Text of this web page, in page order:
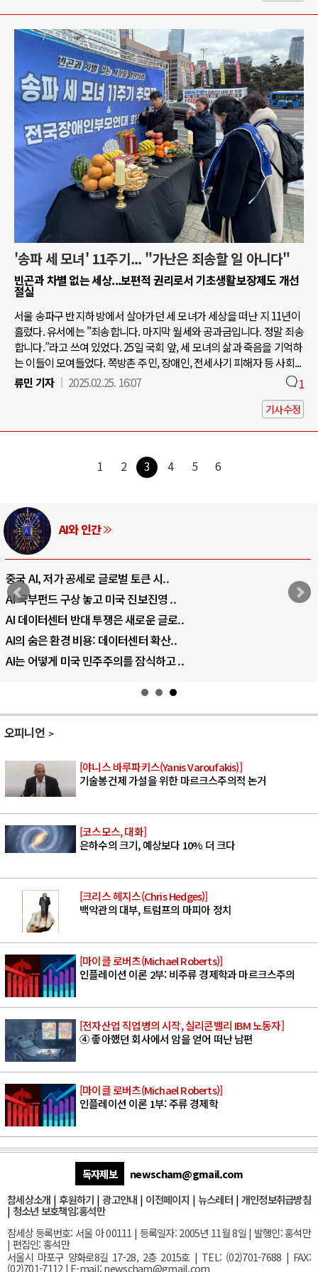
'송파 세 모녀' 11주기... "가난은 죄송할 일 아니다"
빈곤과 차별 없는 세상...보편적 권리로서 기초생활보장제도 개선
절실
서울 송파구 반지하 방에서 살아가던 세 모녀가 세상을 떠난 지 11년이
흘렀다. 유서에는 "죄송합니다. 마지막 월세와 공과금입니다. 정말 죄송
합니다.”라고 쓰여 있었다. 25일 국회 앞, 세 모녀의 삶과 죽음을 기억하
는 이들이 모여들었다. 쪽방촌 주민, 장애인, 전세사기 피해자 등 사회...
류민 기자
2025.02.25. 16:07 1
기사수정
1 2 3 4 5 6
AI와 인간
중국 AI, 저가 공세로 글로벌 토큰 시..
AI 국부펀드 구상 놓고 미국 진보진영 ..
AI 데이터센터 반대 투쟁은 새로운 글로..
AI의 숨은 환경 비용: 데이터센터 확산..
AI는 어떻게 미국 민주주의를 잠식하고 ..
오피니언
[야니스 바루파키스(Yanis Varoufakis)]
기술봉건제 가설을 위한 마르크스주의적 논거
[코스모스, 대화]
은하수의 크기, 예상보다 10% 더 크다
[크리스 헤지스(Chris Hedges)]
백악관의 대부, 트럼프의 마피아 정치
[마이클 로버츠(Michael Roberts)]
인플레이션 이론 2부: 비주류 경제학과 마르크스주의
[전자산업 직업병의 시작, 실리콘밸리 IBM 노동자]
④ 좋아했던 회사에서 암을 얻어 떠난 남편
[마이클 로버츠(Michael Roberts)]
인플레이션 이론 1부: 주류 경제학
독자제보
newscham@gmail.com
참세상소개 | 후원하기 |광고안내 | 이전페이지 | 뉴스레터| 개인정보취급방침
| 청소년 보호책임:홍석만
참세상 등록번호: 서울 아 00111 | 등록일자: 2005년 11월 8일 | 발행인: 홍석만
| 편집인: 홍석만
서울시 마포구 양화로8길 17-28, 2층 2015호| TEL: (02)701-7688 | FAX:
(02)701-7112 | E-mail:newscham@gmail.com